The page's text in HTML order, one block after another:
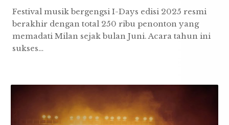
Festival musik bergengsi I-Days edisi 2025 resmi
berakhir dengan total 250 ribu penonton yang
memadati Milan sejak bulan Juni. Acara tahun ini
sukses…